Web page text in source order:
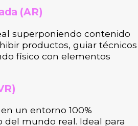
(AR)
superponiendo contenido
productos, guiar técnicos
físico con elementos
un entorno 100%
del mundo real. Ideal para